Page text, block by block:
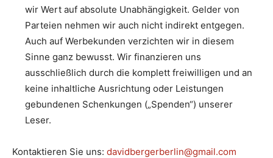
wir Wert auf absolute Unabhängigkeit. Gelder von
Parteien nehmen wir auch nicht indirekt entgegen.
Auch auf Werbekunden verzichten wir in diesem
Sinne ganz bewusst. Wir finanzieren uns
ausschließlich durch die komplett freiwilligen und an
keine inhaltliche Ausrichtung oder Leistungen
gebundenen Schenkungen („Spenden“) unserer
Leser.
Kontaktieren Sie uns: davidbergerberlin@gmail.com